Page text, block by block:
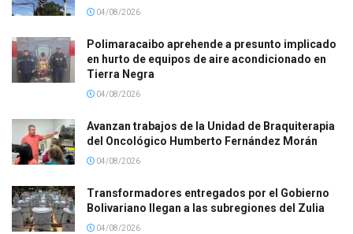
04/08/2026
Polimaracaibo aprehende a presunto implicado
en hurto de equipos de aire acondicionado en
Tierra Negra
04/08/2026
Avanzan trabajos de la Unidad de Braquiterapia
del Oncológico Humberto Fernández Morán
04/08/2026
Transformadores entregados por el Gobierno
Bolivariano llegan a las subregiones del Zulia
04/08/2026